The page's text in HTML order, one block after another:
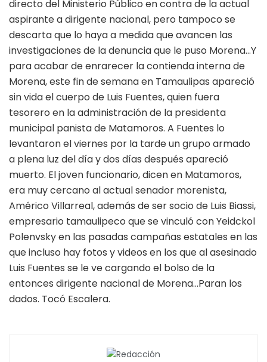
directo del Ministerio Público en contra de la actual
aspirante a dirigente nacional, pero tampoco se
descarta que lo haya a medida que avancen las
investigaciones de la denuncia que le puso Morena…Y
para acabar de enrarecer la contienda interna de
Morena, este fin de semana en Tamaulipas apareció
sin vida el cuerpo de Luis Fuentes, quien fuera
tesorero en la administración de la presidenta
municipal panista de Matamoros. A Fuentes lo
levantaron el viernes por la tarde un grupo armado
a plena luz del día y dos días después apareció
muerto. El joven funcionario, dicen en Matamoros,
era muy cercano al actual senador morenista,
Américo Villarreal, además de ser socio de Luis Biassi,
empresario tamaulipeco que se vinculó con Yeidckol
Polenvsky en las pasadas campañas estatales en las
que incluso hay fotos y videos en los que al asesinado
Luis Fuentes se le ve cargando el bolso de la
entonces dirigente nacional de Morena…Paran los
dados. Tocó Escalera.